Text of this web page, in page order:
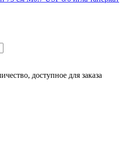
доступное для заказа